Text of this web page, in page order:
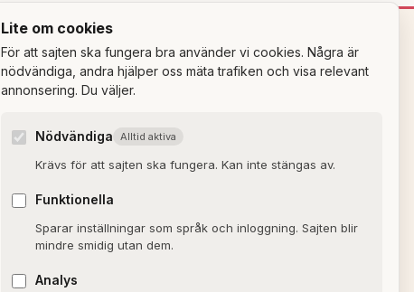
OM SAJTEN
Kontakta oss
Nyhetsbrev
Cookiepolicy
Lite om cookies
För att sajten ska fungera bra använder vi cookies. Några är
nödvändiga, andra hjälper oss mäta trafiken och visa relevant
annonsering. Du väljer.
Nödvändiga Alltid aktiva
Krävs för att sajten ska fungera. Kan inte stängas av.
Funktionella
Sparar inställningar som språk och inloggning. Sajten blir
mindre smidig utan dem.
Analys